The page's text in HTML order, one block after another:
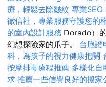
療，輕鬆去除皺紋 專業SEO
徵信社，專業服務守護您的
的室內設計服務 Dorado）
幻想探險家的爪子。 台胞證
科，為孩子的視力健康把關
按摩排毒療程推薦 多樣化自
求 推薦一些信譽良好的搬家